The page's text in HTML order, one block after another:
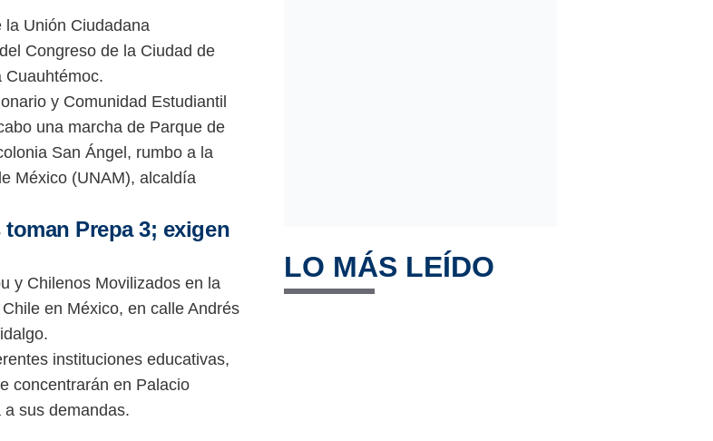
Unión Ciudadana
Congreso de la Ciudad de
Cuauhtémoc.
y Comunidad Estudiantil
una marcha de Parque de
San Ángel, rumbo a la
México (UNAM), alcaldía
Prepa 3; exigen
y Chilenos Movilizados en la
en México, en calle Andrés
instituciones educativas,
concentrarán en Palacio
sus demandas.
LO MÁS LEÍDO